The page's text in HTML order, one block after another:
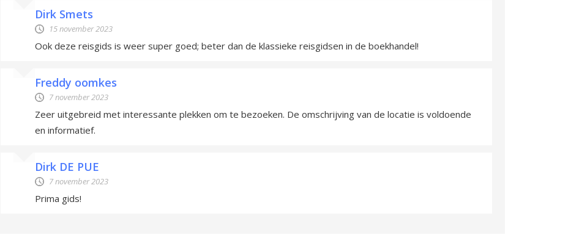
Dirk Smets
15 november 2023
Ook deze reisgids is weer super goed; beter dan de klassieke reisgidsen in de boekhandel!
Freddy oomkes
7 november 2023
Zeer uitgebreid met interessante plekken om te bezoeken. De omschrijving van de locatie is voldoende
en informatief.
Dirk DE PUE
7 november 2023
Prima gids!